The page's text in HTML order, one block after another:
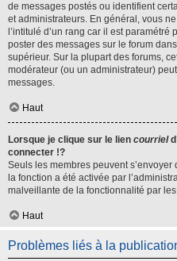
de messages postés ou identifient
et administrateurs. En général, vous
l’intitulé d’un rang car il est
poster des messages sur le forum
supérieur. Sur la plupart des forums,
modérateur (ou un administrateur)
messages.
Haut
Lorsque je clique sur le lien courriel
connecter !?
Seuls les membres peuvent
la fonction a été activée par
malveillante de la fonctionnalité par
Haut
Problèmes liés à la